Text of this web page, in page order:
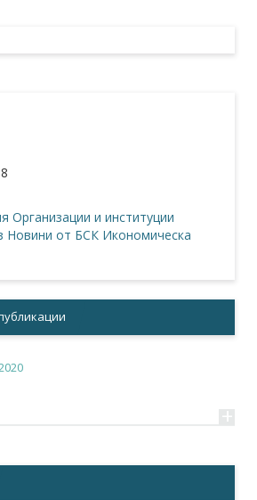
Организации и институции
Новини от БСК Икономическа
+